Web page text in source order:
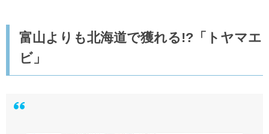
富山よりも北海道で獲れる!?「トヤマエ
ビ」